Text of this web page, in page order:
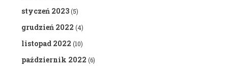
styczeń 2023(5)
grudzień 2022 (4)
listopad 2022 (10)
październik 2022 (6)